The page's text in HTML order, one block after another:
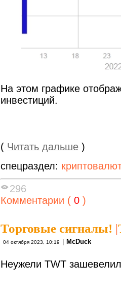
На этом графике
инвестиций.
( Читать дальше )
спецраздел:
296
Комментарии ( 0 )
Торговые сигналы! |
04 октября 2023, 10:19 | McDuck
Неужели TWT